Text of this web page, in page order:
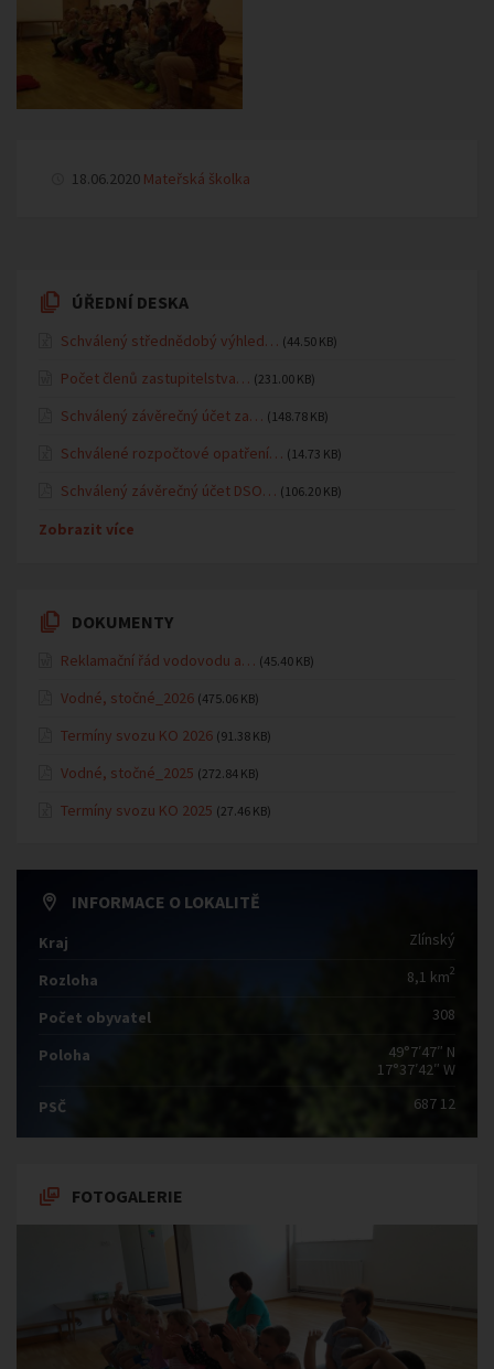
18.06.2020 Mateřská školka
ÚŘEDNÍ DESKA
Schválený střednědobý výhled… (44.50 KB)
Počet členů zastupitelstva… (231.00 KB)
Schválený závěrečný účet za… (148.78 KB)
Schválené rozpočtové opatření… (14.73 KB)
Schválený závěrečný účet DSO… (106.20 KB)
Zobrazit více
DOKUMENTY
Reklamační řád vodovodu a… (45.40 KB)
Vodné, stočné_2026 (475.06 KB)
Termíny svozu KO 2026 (91.38 KB)
Vodné, stočné_2025 (272.84 KB)
Termíny svozu KO 2025 (27.46 KB)
INFORMACE O LOKALITĚ
Kraj Zlínský
Rozloha 8,1 km2
Počet obyvatel 308
Poloha
49°7′47″ N
17°37′42″ W
PSČ
687 12
FOTOGALERIE